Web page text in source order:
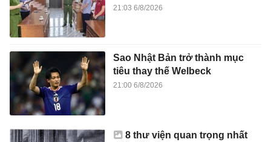
21:03 6/8/2026
Sao Nhật Bản trở thành mục
tiêu thay thế Welbeck
21:00 6/8/2026
8 thư viện quan trọng nhất